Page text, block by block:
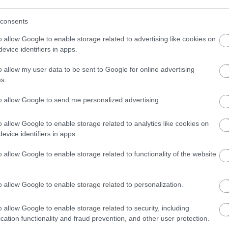
allow Google to enable storage related to advertising like cookies on
identifiers in apps.
allow my user data to be sent to Google for online advertising
allow Google to send me personalized advertising.
allow Google to enable storage related to analytics like cookies on
identifiers in apps.
allow Google to enable storage related to functionality of the website
allow Google to enable storage related to personalization.
allow Google to enable storage related to security, including
functionality and fraud prevention, and other user protection.
τις